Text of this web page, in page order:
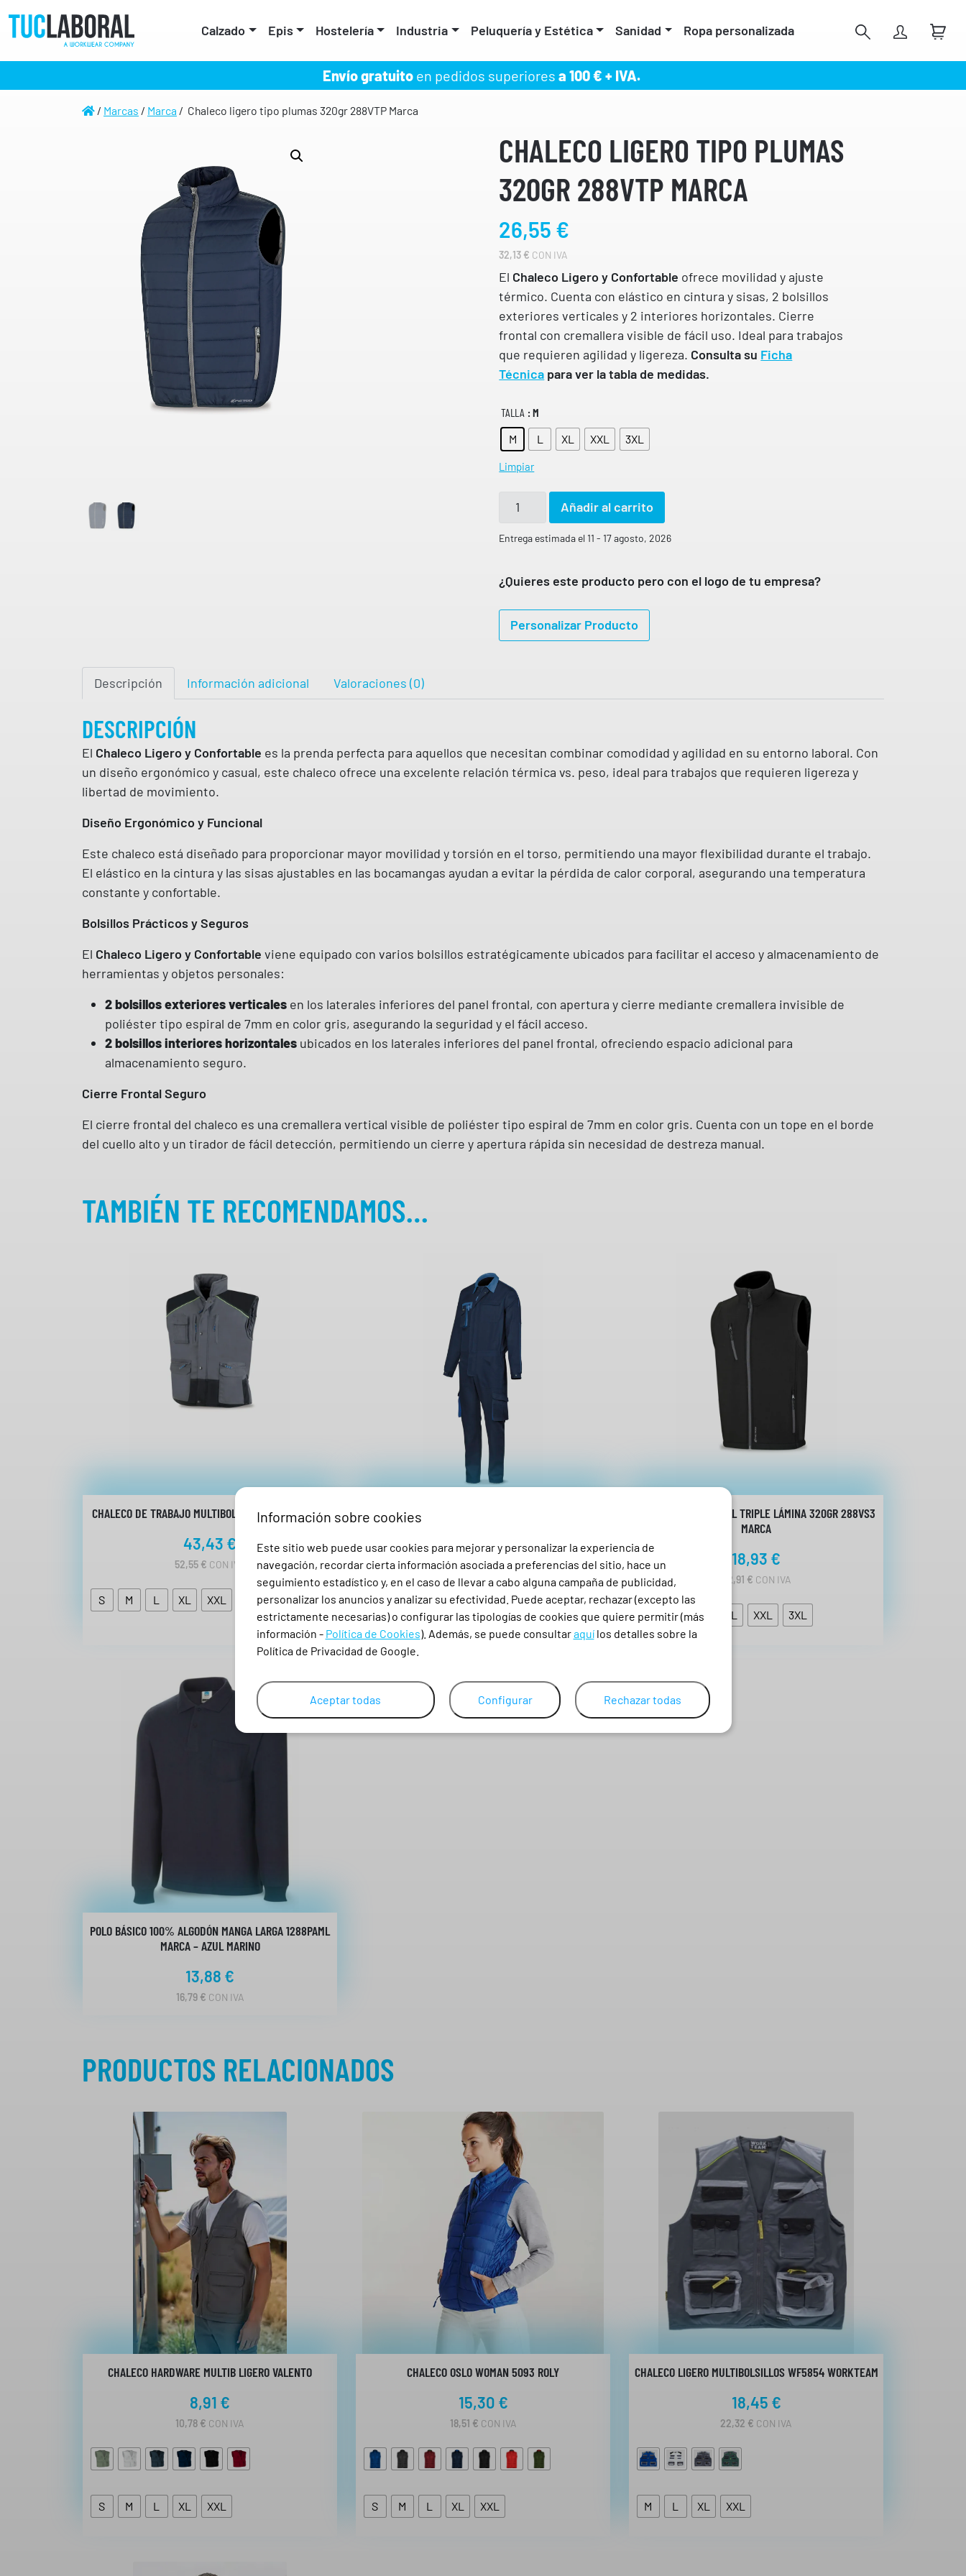
Calzado Epis Hostelería Industria Peluquería y Estética Sanidad Ropa personalizada
Envío gratuito en pedidos superiores a 100 € + IVA.
/ Marcas / Marca / Chaleco ligero tipo plumas 320gr 288VTP Marca
CHALECO LIGERO TIPO PLUMAS
320GR 288VTP MARCA
26,55 €
32,13 € CON IVA
El Chaleco Ligero y Confortable ofrece movilidad y ajuste
térmico. Cuenta con elástico en cintura y sisas, 2 bolsillos
exteriores verticales y 2 interiores horizontales. Cierre
frontal con cremallera visible de fácil uso. Ideal para trabajos
que requieren agilidad y ligereza. Consulta su Ficha
Técnica para ver la tabla de medidas.
TALLA : M
M
L XL XXL 3XL
Limpiar
a
e
o
l
t
i
l
u
3
g
r
2
T
P
a
i
d
a
Añadir al carrito
Entrega estimada el 11 - 17 agosto, 2026
¿Quieres este producto pero con el logo de tu empresa?
Personalizar Producto
Descripción Información adicional Valoraciones (0)
DESCRIPCIÓN
El Chaleco Ligero y Confortable es la prenda perfecta para aquellos que necesitan combinar comodidad y agilidad en su entorno laboral. Con
un diseño ergonómico y casual, este chaleco ofrece una excelente relación térmica vs. peso, ideal para trabajos que requieren ligereza y
libertad de movimiento.
Diseño Ergonómico y Funcional
Este chaleco está diseñado para proporcionar mayor movilidad y torsión en el torso, permitiendo una mayor flexibilidad durante el trabajo.
El elástico en la cintura y las sisas ajustables en las bocamangas ayudan a evitar la pérdida de calor corporal, asegurando una temperatura
constante y confortable.
Bolsillos Prácticos y Seguros
El Chaleco Ligero y Confortable viene equipado con varios bolsillos estratégicamente ubicados para facilitar el acceso y almacenamiento de
herramientas y objetos personales:
2 bolsillos exteriores verticales en los laterales inferiores del panel frontal, con apertura y cierre mediante cremallera invisible de
poliéster tipo espiral de 7mm en color gris, asegurando la seguridad y el fácil acceso.
2 bolsillos interiores horizontales ubicados en los laterales inferiores del panel frontal, ofreciendo espacio adicional para
almacenamiento seguro.
Cierre Frontal Seguro
El cierre frontal del chaleco es una cremallera vertical visible de poliéster tipo espiral de 7mm en color gris. Cuenta con un tope en el borde
del cuello alto y un tirador de fácil detección, permitiendo un cierre y apertura rápida sin necesidad de destreza manual.
TAMBIÉN TE RECOMENDAMOS…
CHALECO DE TRABAJO MULTIBOLSILLO 288 VG MARCA
43,43 €
52,55 € CON IVA
S M L XL XXL 3XL
BUZO DE TRABAJO 100% ALGODÓN 270GR
488BSUPTOP MARCA – AZUL MARINO
32,31€
39,10€CON IVA
CHALECO SHOFTSHELL TRIPLE LÁMINA 320GR 288VS3
MARCA
18,93 €
22,91 € CON IVA
S M L XL XXL 3XL
POLO BÁSICO 100% ALGODÓN MANGA LARGA 1288PAML
MARCA – AZUL MARINO
13,88 €
16,79 € CON IVA
PRODUCTOS RELACIONADOS
CHALECO HARDWARE MULTIB LIGERO VALENTO
8,91 €
10,78 € CON IVA
S M L XL XXL
CHALECO OSLO WOMAN 5093 ROLY
15,30 €
18,51 € CON IVA
S M L XL XXL
CHALECO LIGERO MULTIBOLSILLOS WF5854 WORKTEAM
18,45 €
22,32 € CON IVA
M L XL XXL
Información sobre cookies
Este sitio web puede usar cookies para mejorar y personalizar la experiencia de
navegación, recordar cierta información asociada a preferencias del sitio, hace un
seguimiento estadístico y, en el caso de llevar a cabo alguna campaña de publicidad,
personalizar los anuncios y analizar su efectividad. Puede aceptar, rechazar (excepto las
estrictamente necesarias) o configurar las tipologías de cookies que quiere permitir (más
información - Política de Cookies). Además, se puede consultaraquílos detalles sobre la
Política de Privacidad de Google.
Aceptar todas Configurar Rechazar todas